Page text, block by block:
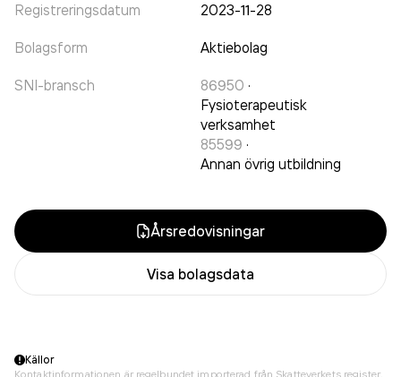
Registreringsdatum 2023-11-28
Bolagsform Aktiebolag
SNI-bransch 86950 ·
Fysioterapeutisk
verksamhet
85599 ·
Annan övrig utbildning
Årsredovisningar
Visa bolagsdata
Källor
Kontaktinformationen är regelbundet importerad från Skatteverkets register,